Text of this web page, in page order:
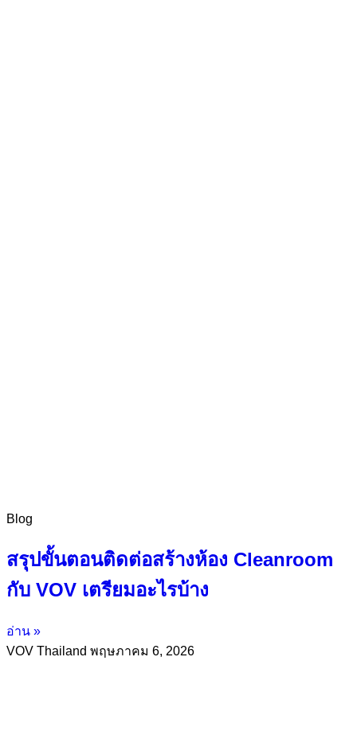
Blog
สรุปขั้นตอนติดต่อสร้างห้อง Cleanroom
กับ VOV เตรียมอะไรบ้าง
อ่าน »
VOV Thailand พฤษภาคม 6, 2026